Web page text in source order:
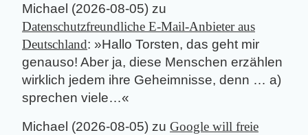
Michael (2026-08-05) zu
Datenschutzfreundliche E-Mail-Anbieter aus
Deutschland: »Hallo Torsten, das geht mir
genauso! Aber ja, diese Menschen erzählen
wirklich jedem ihre Geheimnisse, denn … a)
sprechen viele…«
Michael (2026-08-05) zu Google will freie